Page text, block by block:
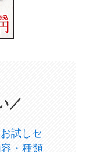
／
試しセ
・種類